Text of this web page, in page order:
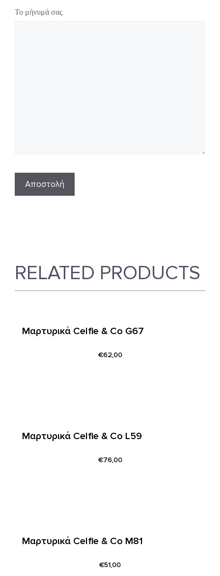
Το μήνυμά σας
RELATED PRODUCTS
Μαρτυρικά Celfie & Co G67
€62,00
Μαρτυρικά Celfie & Co L59
€76,00
Μαρτυρικά Celfie & Co M81
€51,00